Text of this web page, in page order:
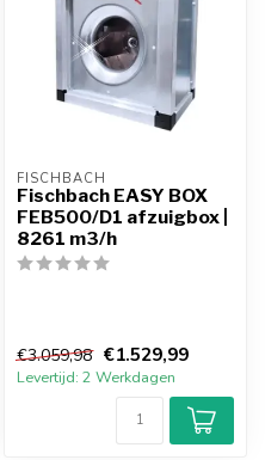
FISCHBACH
Fischbach EASY BOX
FEB500/D1 afzuigbox |
8261 m3/h
€3.059,98 €1.529,99
Levertijd: 2 Werkdagen